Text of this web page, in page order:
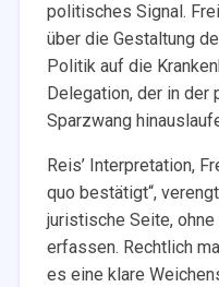
politisches Signal.
über die Gestaltung
Politik auf die
Delegation, der in der
Sparzwang
Reis’ Interpretation,
quo bestätigt“,
juristische Seite,
erfassen. Rechtlich
es eine klare